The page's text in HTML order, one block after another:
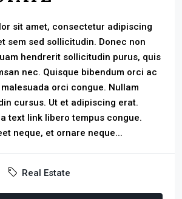
sit amet, consectetur adipiscing
sem sed sollicitudin. Donec non
hendrerit sollicitudin purus, quis
nec. Quisque bibendum orci ac
orci congue. Nullam
cursus. Ut et adipiscing erat.
text link libero tempus congue.
neque, et ornare neque...
Real Estate